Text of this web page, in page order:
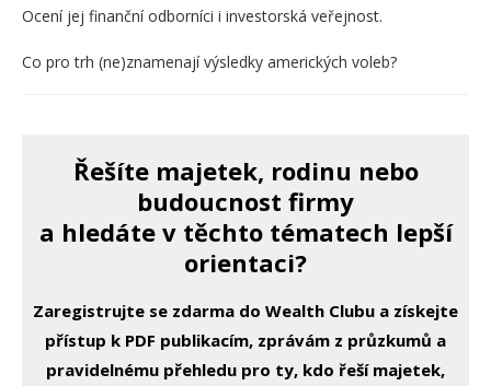
Ocení jej finanční odborníci i investorská veřejnost.
Co pro trh (ne)znamenají výsledky amerických voleb?
Řešíte majetek, rodinu nebo
budoucnost firmy
a hledáte v těchto tématech lepší
orientaci?
Zaregistrujte se zdarma do Wealth Clubu a získejte
přístup k PDF publikacím, zprávám z průzkumů a
pravidelnému přehledu pro ty, kdo řeší majetek,